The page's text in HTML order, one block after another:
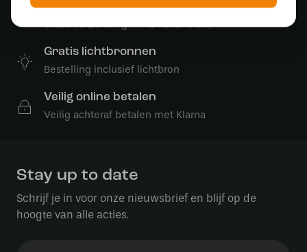
Gratis verzending
Gratis verzending in NL vanaf € 50,-
Gratis lichtbronnen
Bestelling inclusief lichtbron
Veilig online betalen
Veilig achteraf betalen met Klarna
Stay up to date
Schrijf je in voor onze nieuwsbrief en blijf op de
hoogte van alle acties.